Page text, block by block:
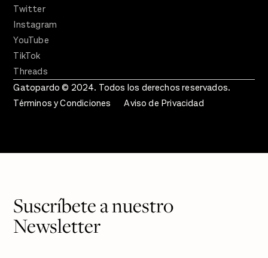
Twitter
Instagram
YouTube
TikTok
Threads
Gatopardo © 2024. Todos los derechos reservados.
Términos y Condiciones
Aviso de Privacidad
Suscríbete a nuestro
Newsletter